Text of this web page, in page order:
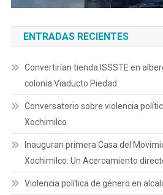
ENTRADAS RECIENTES
Convertirían tienda ISSSTE en
colonia Viaducto Piedad
Conversatorio sobre violencia
Xochimilco
Inauguran primera Casa del
Xochimilco: Un Acercamiento
Violencia política de género en